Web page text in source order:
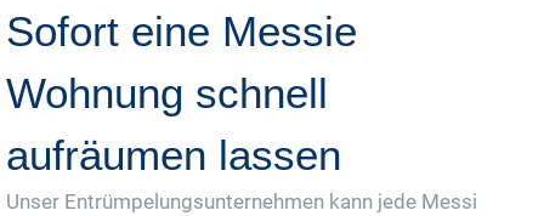
Sofort eine Messie
Wohnung schnell
aufräumen lassen
Unser Entrümpelungsunternehmen kann jede Messi